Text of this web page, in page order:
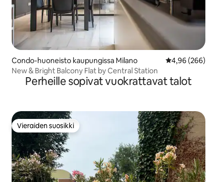
Condo-huoneisto kaupungissa Milano
4,96 (266)
New & Bright Balcony Flat by Central Station
Perheille sopivat vuokrattavat talot
Vieraiden suosikki
Vieraiden suosikki